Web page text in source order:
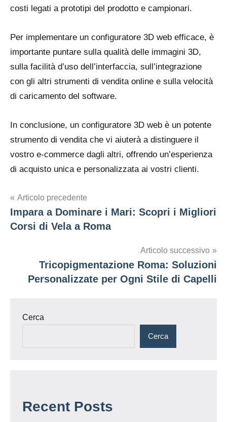
costi legati a prototipi del prodotto e campionari.
Per implementare un configuratore 3D web efficace, è
importante puntare sulla qualità delle immagini 3D,
sulla facilità d’uso dell’interfaccia, sull’integrazione
con gli altri strumenti di vendita online e sulla velocità
di caricamento del software.
In conclusione, un configuratore 3D web è un potente
strumento di vendita che vi aiuterà a distinguere il
vostro e-commerce dagli altri, offrendo un’esperienza
di acquisto unica e personalizzata ai vostri clienti.
Navigazione
articoli
Articolo precedente
Impara a Dominare i Mari: Scopri i Migliori
Corsi di Vela a Roma
Articolo successivo
Tricopigmentazione Roma: Soluzioni
Personalizzate per Ogni Stile di Capelli
Cerca
Cerca
Recent Posts